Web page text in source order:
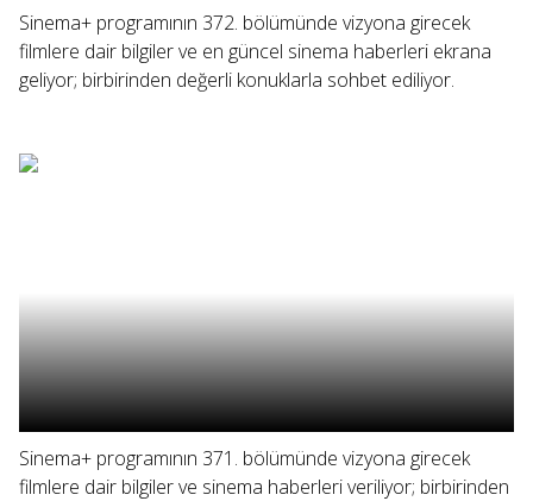
Sinema+ programının 372. bölümünde vizyona girecek
filmlere dair bilgiler ve en güncel sinema haberleri ekrana
geliyor; birbirinden değerli konuklarla sohbet ediliyor.
Sinema+ programının 371. bölümünde vizyona girecek
filmlere dair bilgiler ve sinema haberleri veriliyor; birbirinden